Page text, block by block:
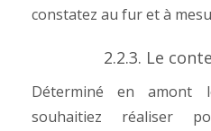
constatez au fur et à
2.2.3. Le
Déterminé en amont
souhaitiez réaliser